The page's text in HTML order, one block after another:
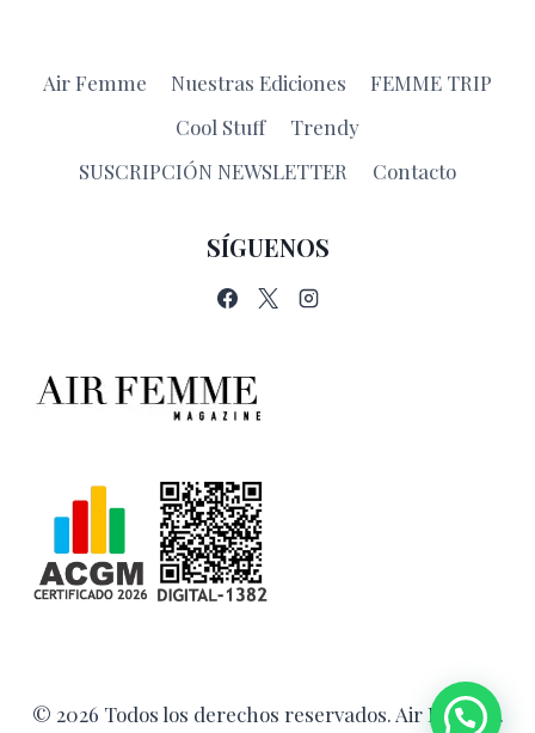
Air Femme Nuestras Ediciones
FEMME TRIP
Cool Stuff
Trendy
SUSCRIPCIÓN NEWSLETTER
Contacto
SÍGUENOS
© 2026 Todos los derechos reservados. Air Femme.